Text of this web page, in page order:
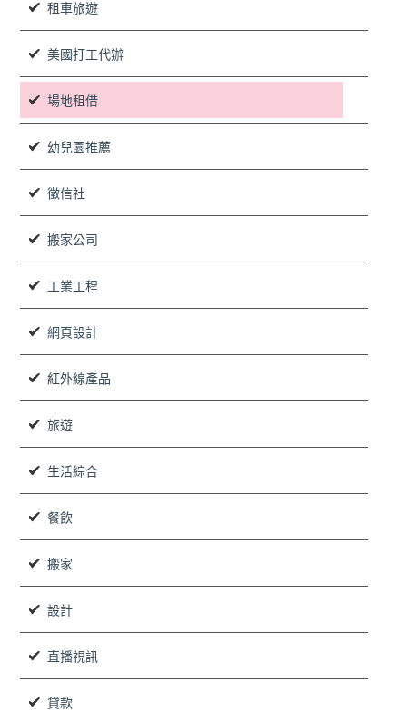
租車旅遊
美國打工代辦
場地租借
幼兒園推薦
徵信社
搬家公司
工業工程
網頁設計
紅外線產品
旅遊
生活綜合
餐飲
搬家
設計
直播視訊
貸款